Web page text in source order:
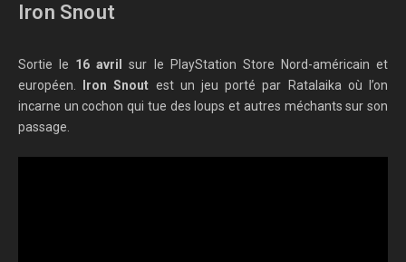
Iron Snout
Sortie le 16 avril
sur le PlayStation Store Nord-américain et
européen.
Iron Snout est un jeu porté par Ratalaika où l’on
incarne un cochon qui tue des loups et autres méchants sur son
passage.